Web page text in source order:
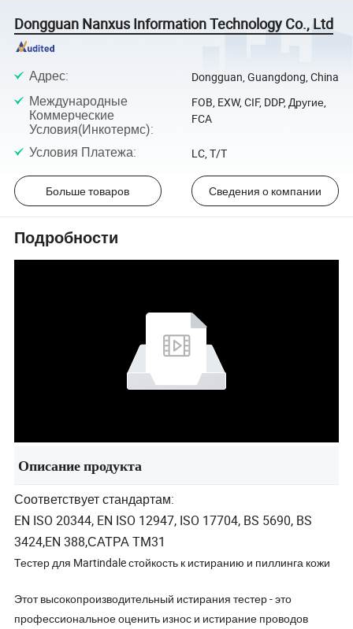
Dongguan Nanxus Information Technology Co., Ltd
Адрес: Dongguan, Guangdong, China
Международные
Коммерческие
Условия(Инкотермс):
FOB, EXW, CIF, DDP, Другие,
FCA
Условия Платежа: LC, T/T
Больше товаров Сведения о компании
Подробности
Описание продукта
Соответствует стандартам:
EN ISO 20344, EN ISO 12947, ISO 17704, BS 5690, BS
3424,EN 388,САТРА TM31
Тестер для Martindale стойкость к истиранию и пиллинга кожи
Этот высокопроизводительный истирания тестер - это
профессиональное оценить износ и истирание проводов